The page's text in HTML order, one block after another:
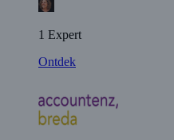
1 Expert
Ontdek